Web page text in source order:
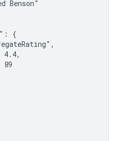
Benson"
{
4.4,
89